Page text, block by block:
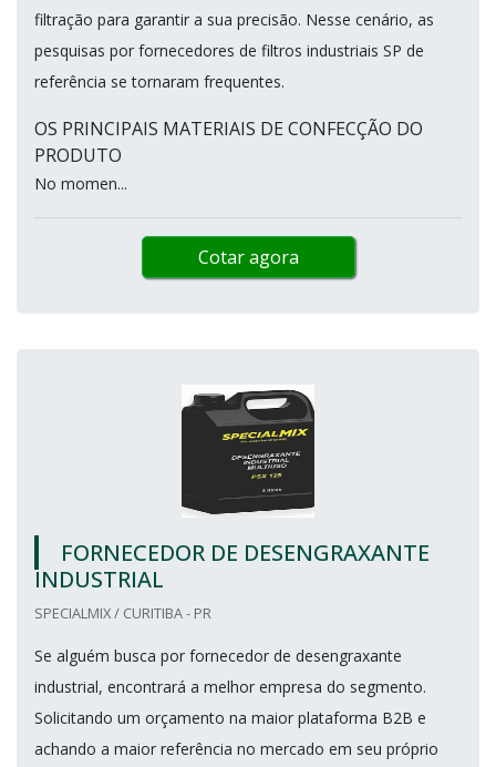
filtração para garantir a sua precisão. Nesse cenário, as
pesquisas por fornecedores de filtros industriais SP de
referência se tornaram frequentes.
OS PRINCIPAIS MATERIAIS DE CONFECÇÃO DO
PRODUTO
No momen...
Cotar agora
FORNECEDOR DE DESENGRAXANTE
INDUSTRIAL
SPECIALMIX / CURITIBA - PR
Se alguém busca por fornecedor de desengraxante
industrial, encontrará a melhor empresa do segmento.
Solicitando um orçamento na maior plataforma B2B e
achando a maior referência no mercado em seu próprio